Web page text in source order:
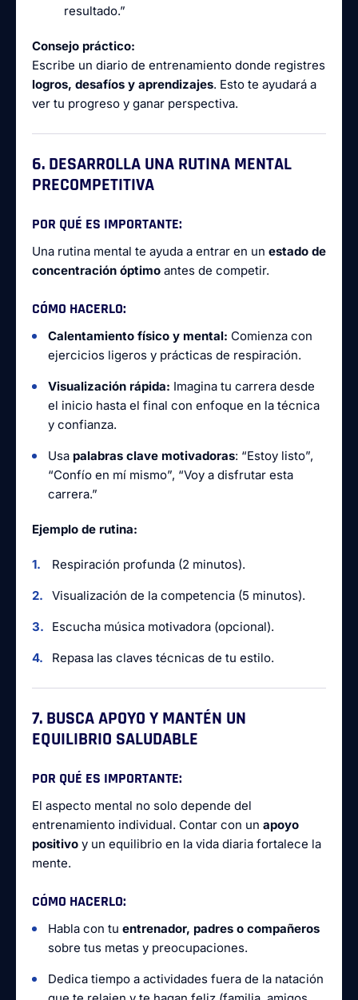
resultado.”
Consejo práctico:
Escribe un diario de entrenamiento donde registres
logros, desafíos y aprendizajes. Esto te ayudará a
ver tu progreso y ganar perspectiva.
6. DESARROLLA UNA RUTINA MENTAL
PRECOMPETITIVA
POR QUÉ ES IMPORTANTE:
Una rutina mental te ayuda a entrar en un estado de
concentración óptimo antes de competir.
CÓMO HACERLO:
Calentamiento físico y mental: Comienza con
ejercicios ligeros y prácticas de respiración.
Visualización rápida: Imagina tu carrera desde
el inicio hasta el final con enfoque en la técnica
y confianza.
Usa palabras clave motivadoras: “Estoy listo”,
“Confío en mí mismo”, “Voy a disfrutar esta
carrera.”
Ejemplo de rutina:
Respiración profunda (2 minutos).
Visualización de la competencia (5 minutos).
Escucha música motivadora (opcional).
Repasa las claves técnicas de tu estilo.
7. BUSCA APOYO Y MANTÉN UN
EQUILIBRIO SALUDABLE
POR QUÉ ES IMPORTANTE:
El aspecto mental no solo depende del
entrenamiento individual. Contar con un apoyo
positivo y un equilibrio en la vida diaria fortalece la
mente.
CÓMO HACERLO:
Habla con tu entrenador, padres o compañeros
sobre tus metas y preocupaciones.
Dedica tiempo a actividades fuera de la natación